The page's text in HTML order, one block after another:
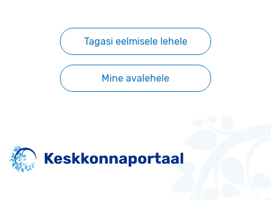
Tagasi eelmisele lehele
Mine avalehele